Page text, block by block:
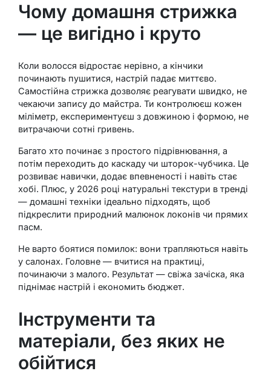
Чому домашня стрижка
— це вигідно і круто
Коли волосся відростає нерівно, а кінчики
починають пушитися, настрій падає миттєво.
Самостійна стрижка дозволяє реагувати швидко, не
чекаючи запису до майстра. Ти контролюєш кожен
міліметр, експериментуєш з довжиною і формою, не
витрачаючи сотні гривень.
Багато хто починає з простого підрівнювання, а
потім переходить до каскаду чи шторок-чубчика. Це
розвиває навички, додає впевненості і навіть стає
хобі. Плюс, у 2026 році натуральні текстури в тренді
— домашні техніки ідеально підходять, щоб
підкреслити природний малюнок локонів чи прямих
пасм.
Не варто боятися помилок: вони трапляються навіть
у салонах. Головне — вчитися на практиці,
починаючи з малого. Результат — свіжа зачіска, яка
піднімає настрій і економить бюджет.
Інструменти та
матеріали, без яких не
обійтися